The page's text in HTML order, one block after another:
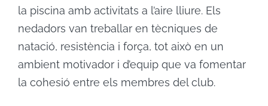
la piscina amb activitats a l’aire lliure. Els
nedadors van treballar en tècniques de
natació, resistència i força, tot això en un
ambient motivador i d’equip que va fomentar
la cohesió entre els membres del club.